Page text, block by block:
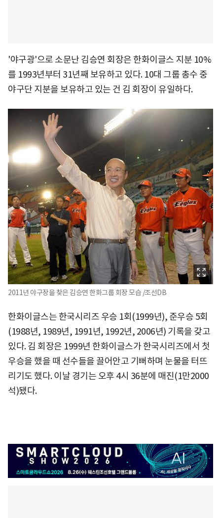
'야구광'으로 소문난 김승연 회장은 한화이글스 지분 10%
를 1993년부터 31년째 보유하고 있다. 10대 그룹 총수 중
야구단 지분을 보유하고 있는 건 김 회장이 유일하다.
2011년 야구장을 찾은 김승연 한화그룹 회장 모습 /조선DB
한화이글스는 한국시리즈 우승 1회(1999년), 준우승 5회
(1988년, 1989년, 1991년, 1992년, 2006년) 기록을 갖고
있다. 김 회장은 1999년 한화이글스가 한국시리즈에서 첫
우승을 했을 때 선수들을 끌어안고 기뻐하며 눈물을 터뜨
리기도 했다. 이날 경기는 오후 4시 36분에 매진(1만2000
석)됐다.